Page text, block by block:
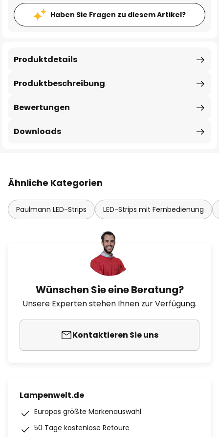
Haben Sie Fragen zu diesem Artikel?
Produktbeschreibung
Produktdetails
Bewertungen
Downloads
Ähnliche Kategorien
Paulmann LED-Strips LED-Strips mit Fernbedienung
Wünschen Sie eine Beratung?
Unsere Experten stehen Ihnen zur Verfügung.
Kontaktieren Sie uns
Lampenwelt.de
Europas größte Markenauswahl
50 Tage kostenlose Retoure